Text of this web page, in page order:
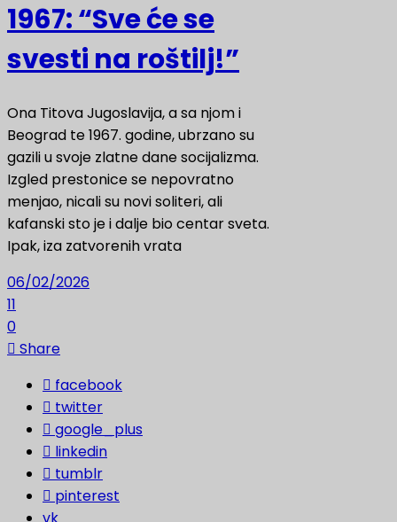
1967: “Sve će se
svesti na roštilj!”
Ona Titova Jugoslavija, a sa njom i
Beograd te 1967. godine, ubrzano su
gazili u svoje zlatne dane socijalizma.
Izgled prestonice se nepovratno
menjao, nicali su novi soliteri, ali
kafanski sto je i dalje bio centar sveta.
Ipak, iza zatvorenih vrata
06/02/2026
11
0
Share
facebook
twitter
google_plus
linkedin
tumblr
pinterest